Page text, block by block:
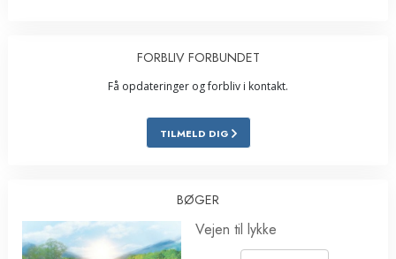
FORBLIV FORBUNDET
Få opdateringer og forbliv i kontakt.
TILMELD DIG
BØGER
Vejen til lykke